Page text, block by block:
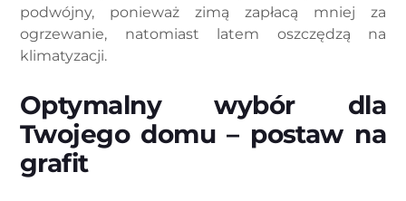
podwójny, ponieważ zimą zapłacą mniej za
ogrzewanie, natomiast latem oszczędzą na
klimatyzacji.
Optymalny wybór dla
Twojego domu – postaw na
grafit